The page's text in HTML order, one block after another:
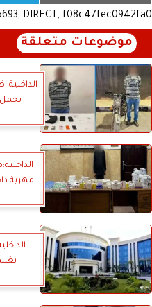
DIRECT, f08c47fec0942fa0
موضوعات متعلقة
تحمل
مهربة